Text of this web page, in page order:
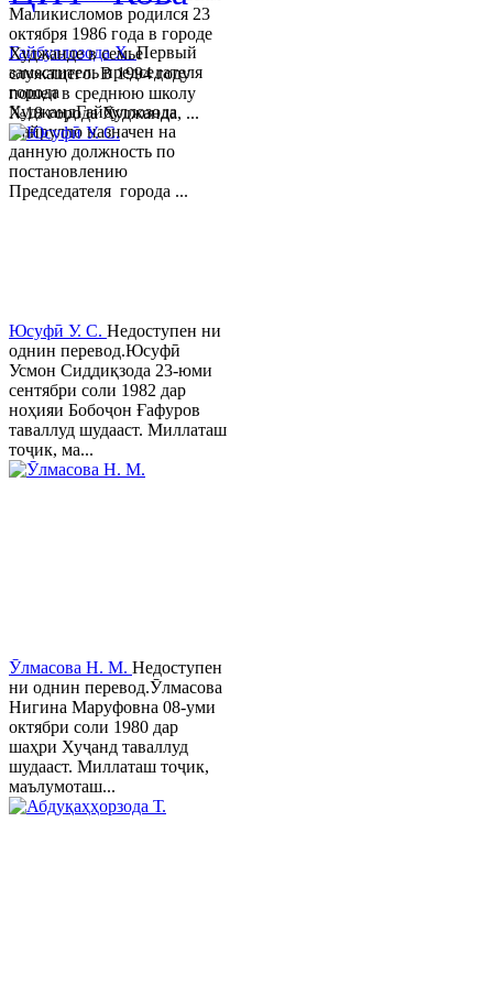
Гайбуллозода Х.Первый
заместитель председателя
города
ХуджандГайбуллозода
Хайрулло назначен на
данную должность по
постановлению
Председателя города ...
Маликисломов родился 23
октября 1986 года в городе
Худжанде в семье
служащего. В 1994 году
пошел в среднюю школу
№18 города Худжанда, ...
Юсуфӣ У. C. Недоступен ни
однин перевод.Юсуфӣ
Усмон Сиддиқзода 23-юми
сентябри соли 1982 дар
ноҳияи Бобоҷон Ғафуров
таваллуд шудааст. Миллаташ
тоҷик, ма...
Ӯлмасова Н. М. Недоступен
ни однин перевод.Ӯлмасова
Нигина Маруфовна 08-уми
октябри соли 1980 дар
шаҳри Хуҷанд таваллуд
шудааст. Миллаташ тоҷик,
маълумоташ...